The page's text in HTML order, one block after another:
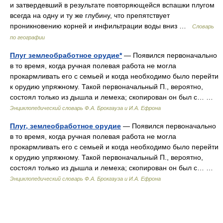
и затвердевший в результате повторяющейся вспашки плугом
всегда на одну и ту же глубину, что препятствует
проникновению корней и инфильтрации воды вниз …
Словарь
по географии
Плуг землеобработное орудие*— Появился первоначально
в то время, когда ручная полевая работа не могла
прокармливать его с семьей и когда необходимо было перейти
к орудию упряжному. Такой первоначальный П., вероятно,
состоял только из дышла и лемеха; скопирован он был с… …
Энциклопедический словарь Ф.А. Брокгауза и И.А. Ефрона
Плуг, землеобработное орудие — Появился первоначально
в то время, когда ручная полевая работа не могла
прокармливать его с семьей и когда необходимо было перейти
к орудию упряжному. Такой первоначальный П., вероятно,
состоял только из дышла и лемеха; скопирован он был с… …
Энциклопедический словарь Ф.А. Брокгауза и И.А. Ефрона